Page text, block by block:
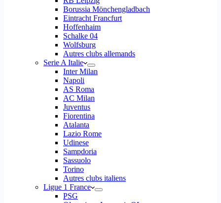
Borussia Mönchengladbach
Eintracht Francfurt
Hoffenhaim
Schalke 04
Wolfsburg
Autres clubs allemands
Serie A Italie
Inter Milan
Napoli
AS Roma
AC Milan
Juventus
Fiorentina
Atalanta
Lazio Rome
Udinese
Sampdoria
Sassuolo
Torino
Autres clubs italiens
Ligue 1 France
PSG